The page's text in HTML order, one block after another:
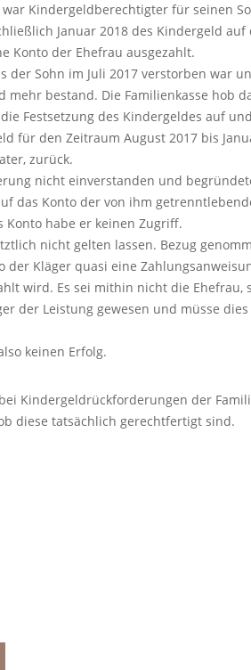
Kindergeldberechtigter für seinen
Januar 2018 des Kindergeld auf
Konto der Ehefrau ausgezahlt.
der Sohn im Juli 2017 verstorben war
mehr bestand. Die Familienkasse hob
Festsetzung des Kindergeldes auf
für den Zeitraum August 2017 bis
zurück.
nicht einverstanden und
das Konto der von ihm
Konto habe er keinen Zugriff.
nicht gelten lassen. Bezug
der Kläger quasi eine
wird. Es sei mithin nicht die Ehefrau,
der Leistung gewesen und müsse
keinen Erfolg.
Kindergeldrückforderungen der
diese tatsächlich gerechtfertigt sind.